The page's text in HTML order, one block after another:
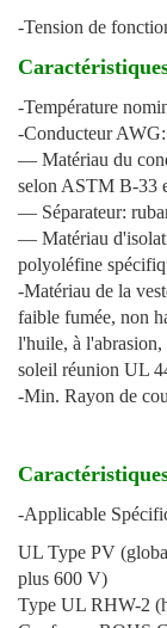
-Tension de
-Température
-Conducteur
— Matériau du
selon ASTM B-33
— Séparateur:
— Matériau
polyoléfine
-Matériau de la
faible fumée, non
l'huile, à
soleil réunion UL
-Min. Rayon de
-Applicable
UL Type PV
plus 600 V)
Type UL RHW-2